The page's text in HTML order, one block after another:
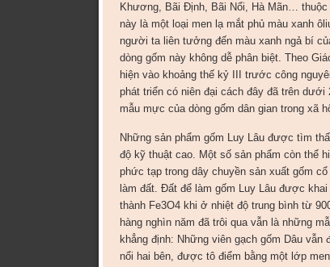
Khương, Bãi Định, Bãi Nổi, Hà Mãn… thuộc
này là một loại men lạ mắt phủ màu xanh
người ta liên tưởng đến màu xanh ngả bí
dòng gốm này không dễ phân biệt. Theo
hiện vào khoảng thế kỷ III trước công
phát triển có niên đại cách đây đã trên
mẫu mực của dòng gốm dân gian trong xã
Những sản phẩm gốm Luy Lâu được tìm
độ kỹ thuật cao. Một số sản phẩm còn thể
phức tạp trong dây chuyền sản xuất gốm
làm đất. Đất để làm gốm Luy Lâu được
thành Fe3O4 khi ở nhiệt độ trung bình từ
hàng nghìn năm đã trôi qua vẫn là những
khẳng định: Những viên gạch gốm Dâu
nổi hai bên, được tô điểm bằng một lớp